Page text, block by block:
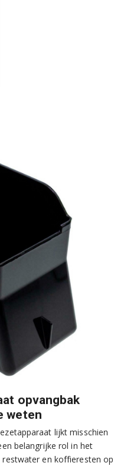
opvangbak
weten
lijkt misschien
belangrijke rol in het
restwater en koffieresten op